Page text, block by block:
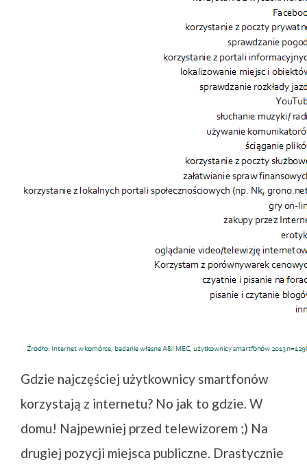
Gdzie najczęściej użytkownicy smartfonów
korzystają z internetu? No jak to gdzie. W
domu! Najpewniej przed telewizorem ;) Na
drugiej pozycji miejsca publiczne. Drastycznie